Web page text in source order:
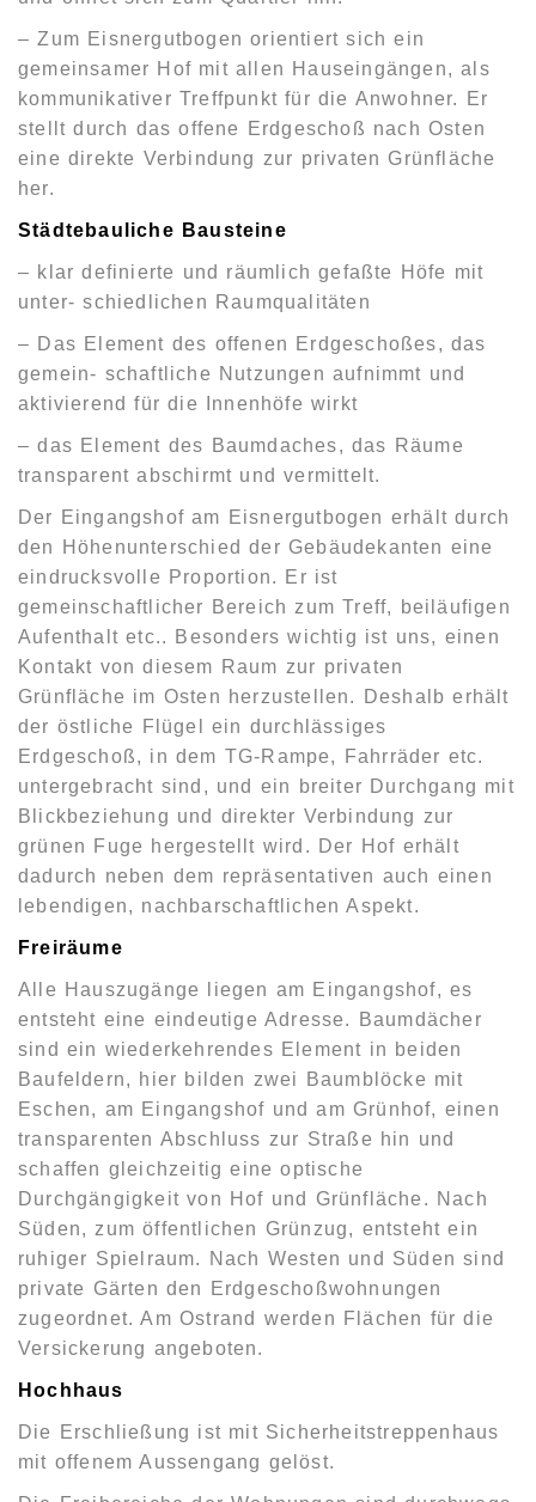
– Zum Eisnergutbogen orientiert sich ein
gemeinsamer Hof mit allen Hauseingängen, als
kommunikativer Treffpunkt für die Anwohner. Er
stellt durch das offene Erdgeschoß nach Osten
eine direkte Verbindung zur privaten Grünfläche
her.
Städtebauliche Bausteine
– klar definierte und räumlich gefaßte Höfe mit
unter- schiedlichen Raumqualitäten
– Das Element des offenen Erdgeschoßes, das
gemein- schaftliche Nutzungen aufnimmt und
aktivierend für die Innenhöfe wirkt
– das Element des Baumdaches, das Räume
transparent abschirmt und vermittelt.
Der Eingangshof am Eisnergutbogen erhält durch
den Höhenunterschied der Gebäudekanten eine
eindrucksvolle Proportion. Er ist
gemeinschaftlicher Bereich zum Treff, beiläufigen
Aufenthalt etc.. Besonders wichtig ist uns, einen
Kontakt von diesem Raum zur privaten
Grünfläche im Osten herzustellen. Deshalb erhält
der östliche Flügel ein durchlässiges
Erdgeschoß, in dem TG-Rampe, Fahrräder etc.
untergebracht sind, und ein breiter Durchgang mit
Blickbeziehung und direkter Verbindung zur
grünen Fuge hergestellt wird. Der Hof erhält
dadurch neben dem repräsentativen auch einen
lebendigen, nachbarschaftlichen Aspekt.
Freiräume
Alle Hauszugänge liegen am Eingangshof, es
entsteht eine eindeutige Adresse. Baumdächer
sind ein wiederkehrendes Element in beiden
Baufeldern, hier bilden zwei Baumblöcke mit
Eschen, am Eingangshof und am Grünhof, einen
transparenten Abschluss zur Straße hin und
schaffen gleichzeitig eine optische
Durchgängigkeit von Hof und Grünfläche. Nach
Süden, zum öffentlichen Grünzug, entsteht ein
ruhiger Spielraum. Nach Westen und Süden sind
private Gärten den Erdgeschoßwohnungen
zugeordnet. Am Ostrand werden Flächen für die
Versickerung angeboten.
Hochhaus
Die Erschließung ist mit Sicherheitstreppenhaus
mit offenem Aussengang gelöst.